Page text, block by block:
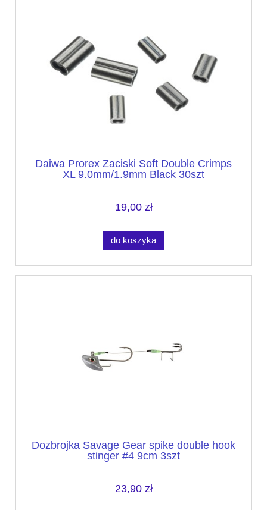
Daiwa Prorex Zaciski Soft Double Crimps
XL 9.0mm/1.9mm Black 30szt
19,00 zł
do koszyka
Dozbrojka Savage Gear spike double hook
stinger #4 9cm 3szt
23,90 zł